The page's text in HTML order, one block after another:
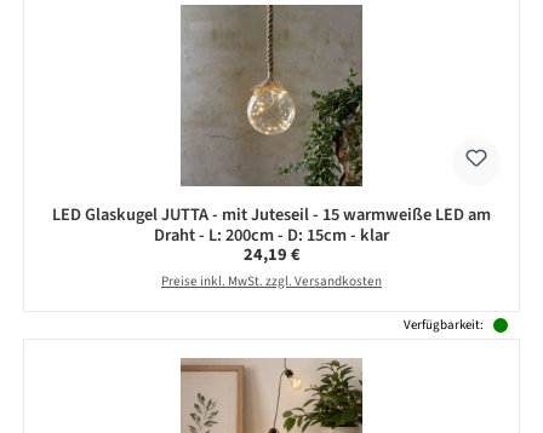
LED Glaskugel JUTTA - mit Juteseil - 15 warmweiße LED am
Draht - L: 200cm - D: 15cm - klar
Regulärer Preis:
24,19 €
Preise inkl. MwSt. zzgl. Versandkosten
Verfügbarkeit: